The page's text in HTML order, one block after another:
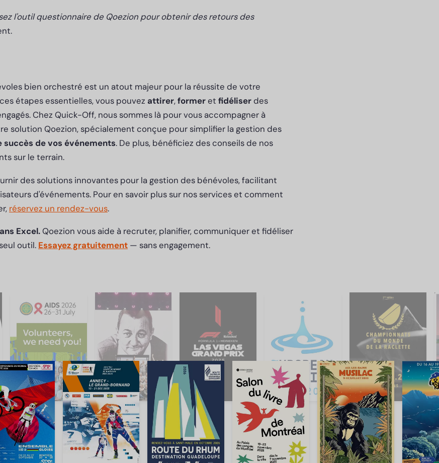
l'outil questionnaire de Qoezion pour obtenir des retours des
bien orchestré est un atout majeur pour la réussite de votre
étapes essentielles, vous pouvez attirer,formeret fidéliserdes
Chez Quick-Off, nous sommes là pour vous accompagner à
solution Qoezion, spécialement conçue pour simplifier la gestion des
succès de vos événements. De plus, bénéficiez des conseils de nos
sur le terrain.
des solutions innovantes pour la gestion des bénévoles, facilitant
d'événements. Pour en savoir plus sur nos services et comment
réservez un rendez-vous.
Excel.Qoezion vous aide à recruter, planifier, communiquer et fidéliser
outil. Essayez gratuitement — sans engagement.